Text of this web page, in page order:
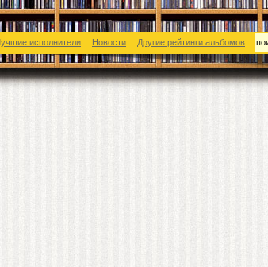
исполнители Новости Другие рейтинги альбомов